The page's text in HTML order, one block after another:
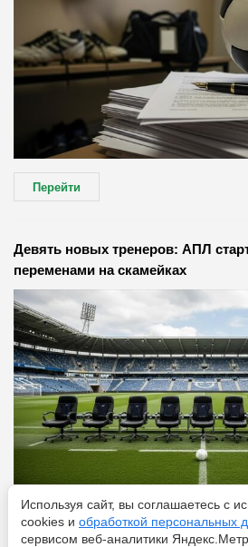
Перейти
Девять новых тренеров: АПЛ
переменами на скамейках
Перейти
Используя сайт, вы соглашаетесь с
cookies и обработкой персональных
сервисом веб-аналитики